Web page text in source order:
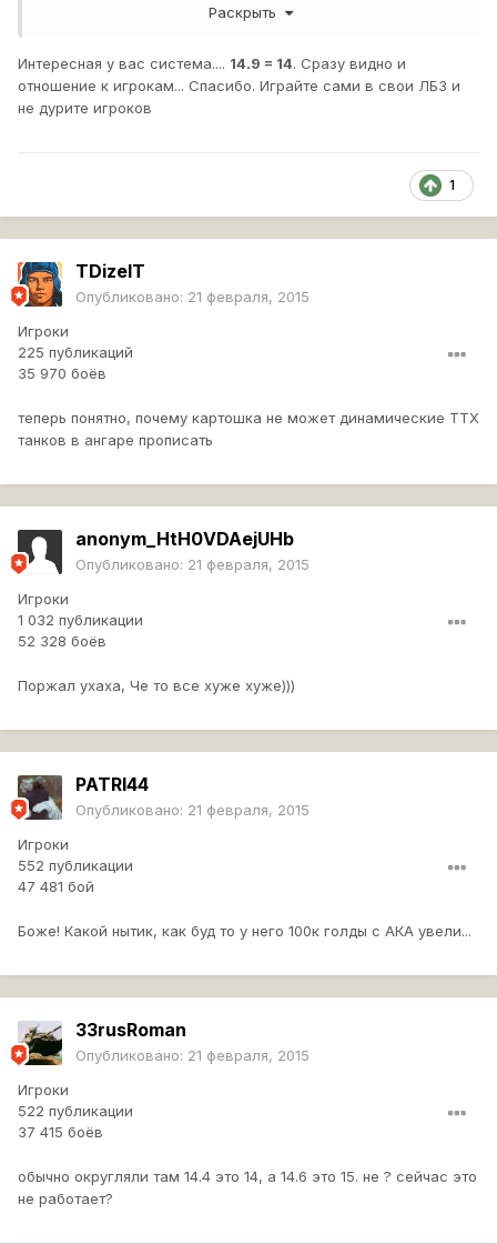
меньшему, получаем 14%
19+14+6=39%
Сейчас собирают информацию и возможно в следующих
Раскрыть
Интересная у вас система.... 14.9 = 14. Сразу видно и
отношение к игрокам... Спасибо. Играйте сами в свои ЛБЗ и
не дурите игроков
1
TDizelT
Опубликовано: 21 февраля, 2015
Игроки
225 публикаций
35 970 боёв
теперь понятно, почему картошка не может динамические ТТХ
танков в ангаре прописать
anonym_HtH0VDAejUHb
Опубликовано: 21 февраля, 2015
Игроки
1 032 публикации
52 328 боёв
Поржал ухаха, Че то все хуже хуже)))
PATRI44
Опубликовано: 21 февраля, 2015
Игроки
552 публикации
47 481 бой
Боже! Какой нытик, как буд то у него 100к голды с АКА увели...
33rusRoman
Опубликовано: 21 февраля, 2015
Игроки
522 публикации
37 415 боёв
обычно округляли там 14.4 это 14, а 14.6 это 15. не ? сейчас это
не работает?